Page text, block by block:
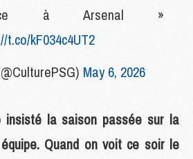
à Arsenal »
t.co/kF034c4UT2
May 6, 2026
insisté la saison passée sur la
Quand on voit ce soir le